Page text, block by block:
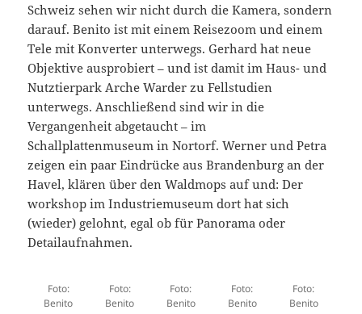
Schweiz sehen wir nicht durch die Kamera, sondern
darauf. Benito ist mit einem Reisezoom und einem
Tele mit Konverter unterwegs. Gerhard hat neue
Objektive ausprobiert – und ist damit im Haus- und
Nutztierpark Arche Warder zu Fellstudien
unterwegs. Anschließend sind wir in die
Vergangenheit abgetaucht – im
Schallplattenmuseum in Nortorf. Werner und Petra
zeigen ein paar Eindrücke aus Brandenburg an der
Havel, klären über den Waldmops auf und: Der
workshop im Industriemuseum dort hat sich
(wieder) gelohnt, egal ob für Panorama oder
Detailaufnahmen.
Foto:
Benito
Foto:
Benito
Foto:
Benito
Foto:
Benito
Foto:
Benito